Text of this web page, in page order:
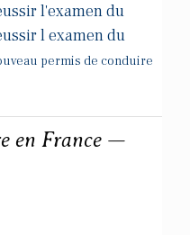
l'examen du
l examen du
permis de conduire
en France —